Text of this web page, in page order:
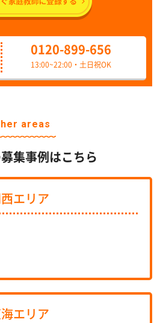
0120-899-656
13:00~22:00・土日祝OK
areas
集事例はこちら
西エリア
エリア